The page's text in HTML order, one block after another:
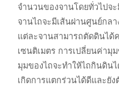
จำนวนของจานโดยทั่วไปจ
จานไถจะมีเส้นผ่านศูนย์กล
แต่ละจานสามารถตัดดินได้
เซนติเมตร การเปลี่ยนค่ามุ
มุมของไถจะทำให้ไถกินดิน
เกิดการแตกร่วนได้ดีและยั